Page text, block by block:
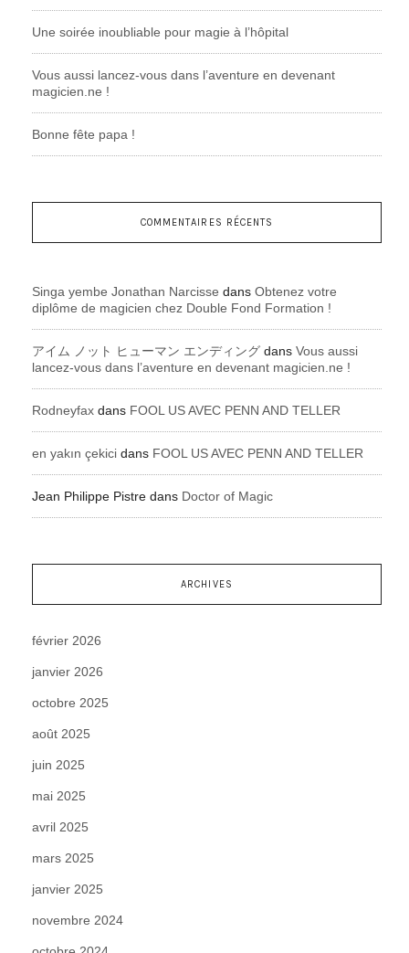
Une soirée inoubliable pour magie à l’hôpital
Vous aussi lancez-vous dans l’aventure en devenant
magicien.ne !
Bonne fête papa !
COMMENTAIRES RÉCENTS
Singa yembe Jonathan Narcisse dans Obtenez votre
diplôme de magicien chez Double Fond Formation !
アイム ノット ヒューマン エンディング dans Vous aussi
lancez-vous dans l’aventure en devenant magicien.ne !
Rodneyfax dans FOOL US AVEC PENN AND TELLER
en yakın çekici dans FOOL US AVEC PENN AND TELLER
Jean Philippe Pistre dans Doctor of Magic
ARCHIVES
février 2026
janvier 2026
octobre 2025
août 2025
juin 2025
mai 2025
avril 2025
mars 2025
janvier 2025
novembre 2024